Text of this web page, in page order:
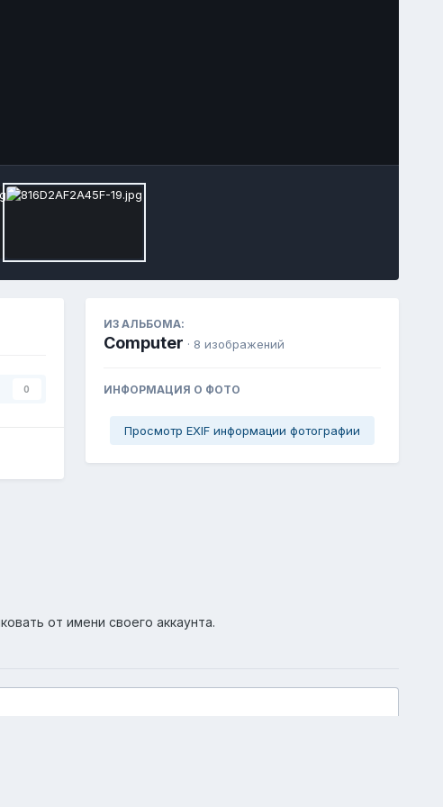
0
ИЗ АЛЬБОМА:
Computer · 8 изображений
ИНФОРМАЦИЯ О ФОТО
Просмотр EXIF информации фотографии
от имени своего аккаунта.